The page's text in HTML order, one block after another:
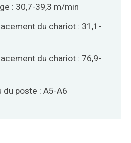
: 30,7-39,3 m/min
du chariot : 31,1-
du chariot : 76,9-
du poste : A5-A6